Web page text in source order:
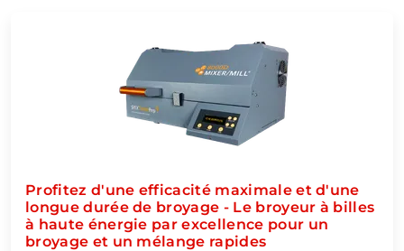
Profitez d'une efficacité maximale et d'une
longue durée de broyage - Le broyeur à billes
à haute énergie par excellence pour un
broyage et un mélange rapides